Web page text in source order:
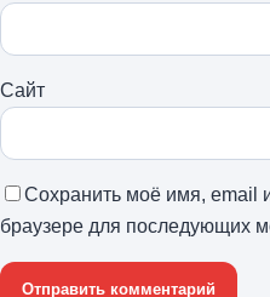
Сайт
Сохранить моё имя, email
браузере для последующих